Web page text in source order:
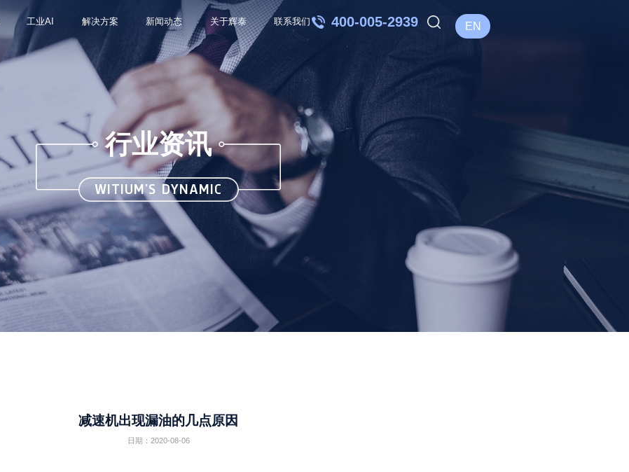
400-005-2939 EN
工业AI 解决方案 新闻动态 关于辉泰 联系我们
行业资讯
WITIUM’S DYNAMIC
减速机出现漏油的几点原因
日期：2020-08-06